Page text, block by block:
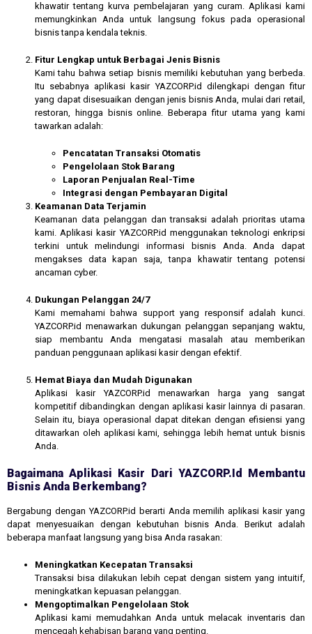
khawatir tentang kurva pembelajaran yang curam. Aplikasi kami
memungkinkan Anda untuk langsung fokus pada operasional
bisnis tanpa kendala teknis.
Fitur Lengkap untuk Berbagai Jenis Bisnis
Kami tahu bahwa setiap bisnis memiliki kebutuhan yang berbeda.
Itu sebabnya aplikasi kasir YAZCORP.id dilengkapi dengan fitur
yang dapat disesuaikan dengan jenis bisnis Anda, mulai dari retail,
restoran, hingga bisnis online. Beberapa fitur utama yang kami
tawarkan adalah:
Pencatatan Transaksi Otomatis
Pengelolaan Stok Barang
Laporan Penjualan Real-Time
Integrasi dengan Pembayaran Digital
Keamanan Data Terjamin
Keamanan data pelanggan dan transaksi adalah prioritas utama
kami. Aplikasi kasir YAZCORP.id menggunakan teknologi enkripsi
terkini untuk melindungi informasi bisnis Anda. Anda dapat
mengakses data kapan saja, tanpa khawatir tentang potensi
ancaman cyber.
Dukungan Pelanggan 24/7
Kami memahami bahwa support yang responsif adalah kunci.
YAZCORP.id menawarkan dukungan pelanggan sepanjang waktu,
siap membantu Anda mengatasi masalah atau memberikan
panduan penggunaan aplikasi kasir dengan efektif.
Hemat Biaya dan Mudah Digunakan
Aplikasi kasir YAZCORP.id menawarkan harga yang sangat
kompetitif dibandingkan dengan aplikasi kasir lainnya di pasaran.
Selain itu, biaya operasional dapat ditekan dengan efisiensi yang
ditawarkan oleh aplikasi kami, sehingga lebih hemat untuk bisnis
Anda.
Bagaimana Aplikasi Kasir Dari YAZCORP.id Membantu
Bisnis Anda Berkembang?
Bergabung dengan YAZCORP.id berarti Anda memilih aplikasi kasir yang
dapat menyesuaikan dengan kebutuhan bisnis Anda. Berikut adalah
beberapa manfaat langsung yang bisa Anda rasakan:
Meningkatkan Kecepatan Transaksi
Transaksi bisa dilakukan lebih cepat dengan sistem yang intuitif,
meningkatkan kepuasan pelanggan.
Mengoptimalkan Pengelolaan Stok
Aplikasi kami memudahkan Anda untuk melacak inventaris dan
mencegah kehabisan barang yang penting.